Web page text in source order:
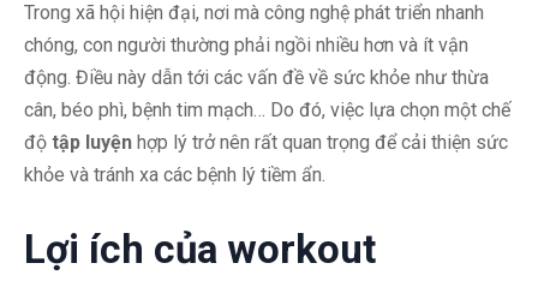
Trong xã hội hiện đại, nơi mà công nghệ phát triển nhanh
chóng, con người thường phải ngồi nhiều hơn và ít vận
động. Điều này dẫn tới các vấn đề về sức khỏe như thừa
cân, béo phì, bệnh tim mạch… Do đó, việc lựa chọn một chế
độ tập luyện hợp lý trở nên rất quan trọng để cải thiện sức
khỏe và tránh xa các bệnh lý tiềm ẩn.
Lợi ích của workout